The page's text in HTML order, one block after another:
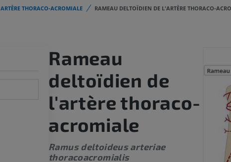
ARTÈRE THORACO-ACROMIALE RAMEAU DELTOÏDIEN DE L'ARTÈRE THORACO-
Rameau
deltoïdien de
l'artère thoraco-
acromiale
Ramus deltoideus arteriae
thoracoacromialis